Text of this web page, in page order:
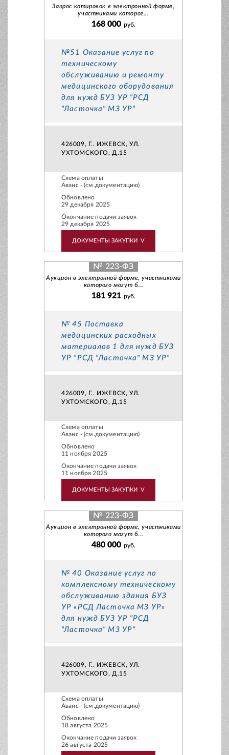
Запрос котировок в электронной форме,
участниками которог...
168 000 руб.
№51 Оказание услуг по
техническому
обслуживанию и ремонту
медицинского оборудования
для нужд БУЗ УР "РСД
"Ласточка" МЗ УР"
426009, Г.. ИЖЕВСК, УЛ.
УХТОМСКОГО, Д.15
Схема оплаты
Аванс - (см.документацию)
Обновлено
29 декабря 2025
Окончание подачи заявок
29 декабря 2025
ДОКУМЕНТЫ ЗАКУПКИ V
№ 223-ФЗ
Аукцион в электронной форме, участниками
которого могут б...
181 921 руб.
№ 45 Поставка
медицинских расходных
материалов 1 для нужд БУЗ
УР "РСД "Ласточка" МЗ УР"
426009, Г.. ИЖЕВСК, УЛ.
УХТОМСКОГО, Д.15
Схема оплаты
Аванс - (см.документацию)
Обновлено
11 ноября 2025
Окончание подачи заявок
11 ноября 2025
ДОКУМЕНТЫ ЗАКУПКИ V
№ 223-ФЗ
Аукцион в электронной форме, участниками
которого могут б...
480 000 руб.
№ 40 Оказание услуг по
комплексному техническому
обслуживанию здания БУЗ
УР «РСД Ласточка МЗ УР»
для нужд БУЗ УР "РСД
"Ласточка" МЗ УР"
426009, Г.. ИЖЕВСК, УЛ.
УХТОМСКОГО, Д.15
Схема оплаты
Аванс - (см.документацию)
Обновлено
18 августа 2025
Окончание подачи заявок
26 августа 2025